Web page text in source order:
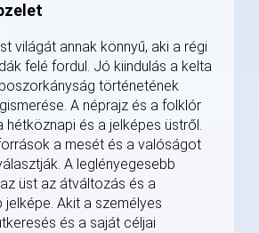
világát annak könnyű, aki a régi
felé fordul. Jó kiindulás a kelta
történetének
A néprajz és a folklór
hétköznapi és a jelképes üstről.
a mesét és a valóságot
A leglényegesebb
üst az átváltozás és a
jelképe. Akit a személyes
és a saját céljai